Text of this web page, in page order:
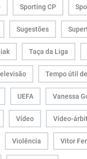
Sporting CP
Sugestões
Taça da Liga
Tempo útil
UEFA Vanessa
Vídeo Vídeo-
Violência Vitor